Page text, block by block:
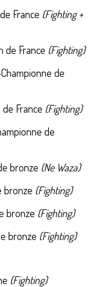
France (Fighting +
de France (Fighting)
de
France (Fighting)
de
bronze (Ne Waza)
bronze (Fighting)
bronze (Fighting)
bronze (Fighting)
(Fighting)